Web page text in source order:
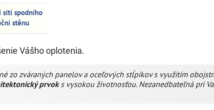
sítí spodního
stěnu
Vášho oplotenia.
zo zváraných panelov a oceľových stĺpikov s využitím
prvoks vysokou životnosťou. Nezanedbateľná pri